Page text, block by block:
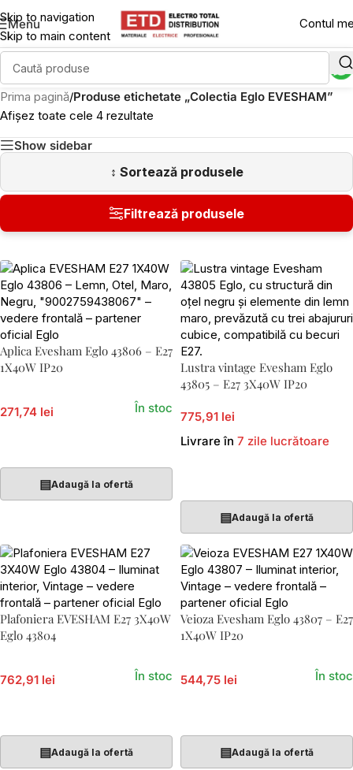
Skip to navigation
Skip to main content
Menu Contul
Prima pagină/Produse etichetate „Colectia Eglo EVESHAM”
Afișez toate cele 4 rezultate
Show sidebar
Aplica Evesham Eglo 43806 – E27
1X40W IP20
271,74 lei În stoc
▤Adaugă la ofertă
Lustra vintage Evesham Eglo
43805 – E27 3X40W IP20
775,91 lei
Livrare în 7 zile lucrătoare
▤Adaugă la ofertă
Plafoniera EVESHAM E27 3X40W
Eglo 43804
762,91 lei În stoc
▤Adaugă la ofertă
Veioza Evesham Eglo 43807 – E27
1X40W IP20
544,75 lei În stoc
▤Adaugă la ofertă